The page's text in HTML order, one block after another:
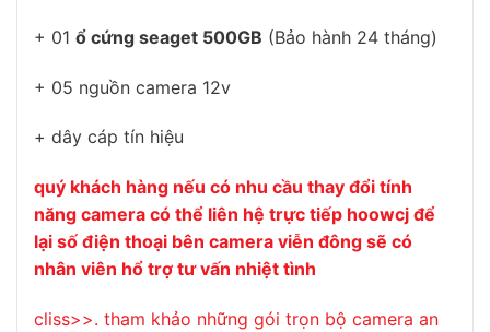
+ 01 ổ cứng seaget 500GB (Bảo hành 24 tháng)
+ 05 nguồn camera 12v
+ dây cáp tín hiệu
quý khách hàng nếu có nhu cầu thay đổi tính
năng camera có thể liên hệ trực tiếp hoowcj để
lại số điện thoại bên camera viễn đông sẽ có
nhân viên hổ trợ tư vấn nhiệt tình
cliss>>. tham khảo những gói trọn bộ camera an